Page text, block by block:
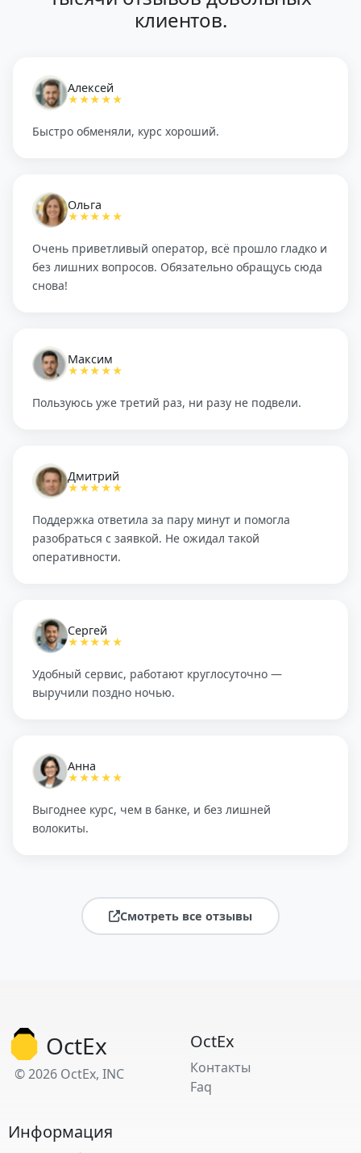
клиентов.
Алексей
★★★★★
Быстро обменяли, курс хороший.
Ольга
★★★★★
Очень приветливый оператор, всё прошло гладко и
без лишних вопросов. Обязательно обращусь сюда
снова!
Максим
★★★★★
Пользуюсь уже третий раз, ни разу не подвели.
Дмитрий
★★★★★
Поддержка ответила за пару минут и помогла
разобраться с заявкой. Не ожидал такой
оперативности.
Сергей
★★★★★
Удобный сервис, работают круглосуточно —
выручили поздно ночью.
Анна
★★★★★
Выгоднее курс, чем в банке, и без лишней
волокиты.
Смотреть все отзывы
OctEx
© 2026 OctEx, INC
OctEx
Контакты
Faq
Информация